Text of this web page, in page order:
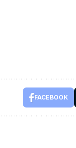
FACEBOOK